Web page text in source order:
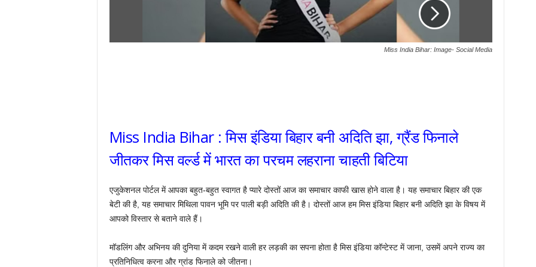
Miss India Bihar: Image- Social Media
Miss India Bihar : मिस इंडिया बिहार बनी अदिति झा, ग्रैंड फिनाले
जीतकर मिस वर्ल्ड में भारत का परचम लहराना चाहती बिटिया
एजुकेशनल पोर्टल में आपका बहुत-बहुत स्वागत है प्यारे दोस्तों आज का समाचार काफी खास होने वाला है। यह समाचार बिहार की एक
बेटी की है, यह समाचार मिथिला पावन भूमि पर पाली बड़ी अदिति की है। दोस्तों आज हम मिस इंडिया बिहार बनी अदिति झा के विषय में
आपको विस्तार से बताने वाले हैं।
मॉडलिंग और अभिनय की दुनिया में कदम रखने वाली हर लड़की का सपना होता है मिस इंडिया कॉन्टेस्ट में जाना, उसमें अपने राज्य का
प्रतिनिधित्व करना और ग्रांड फिनाले को जीतना।